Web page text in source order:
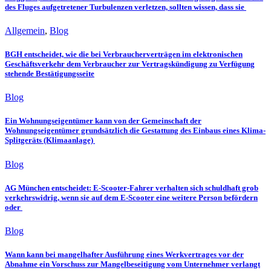
des Fluges aufgetretener Turbulenzen verletzen, sollten wissen, dass sie
Allgemein, Blog
BGH entscheidet, wie die bei Verbraucherverträgen im elektronischen
Geschäftsverkehr dem Verbraucher zur Vertragskündigung zu Verfügung
stehende Bestätigungsseite
Blog
Ein Wohnungseigentümer kann von der Gemeinschaft der
Wohnungseigentümer grundsätzlich die Gestattung des Einbaus eines Klima-
Splitgeräts (Klimaanlage)
Blog
AG München entscheidet: E-Scooter-Fahrer verhalten sich schuldhaft grob
verkehrswidrig, wenn sie auf dem E-Scooter eine weitere Person befördern
oder
Blog
Wann kann bei mangelhafter Ausführung eines Werkvertrages vor der
Abnahme ein Vorschuss zur Mangelbeseitigung vom Unternehmer verlangt